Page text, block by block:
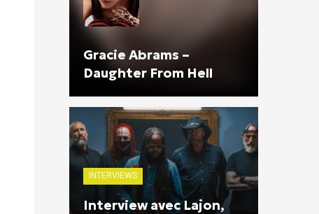
Gracie Abrams –
Daughter From Hell
INTERVIEWS
Interview avec Lajon,